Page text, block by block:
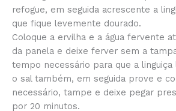
refogue, em seguida acrescente a
que fique levemente dourado.
Coloque a ervilha e a água fervente
da panela e deixe ferver sem a
tempo necessário para que a
o sal também, em seguida prove e
necessário, tampe e deixe pegar
por 20 minutos.